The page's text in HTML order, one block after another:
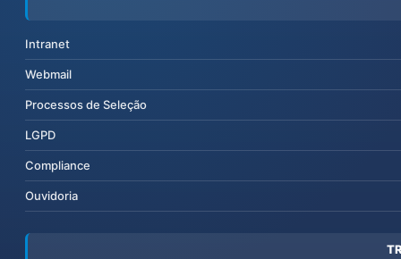
Intranet
Webmail
Processos de Seleção
LGPD
Compliance
Ouvidoria